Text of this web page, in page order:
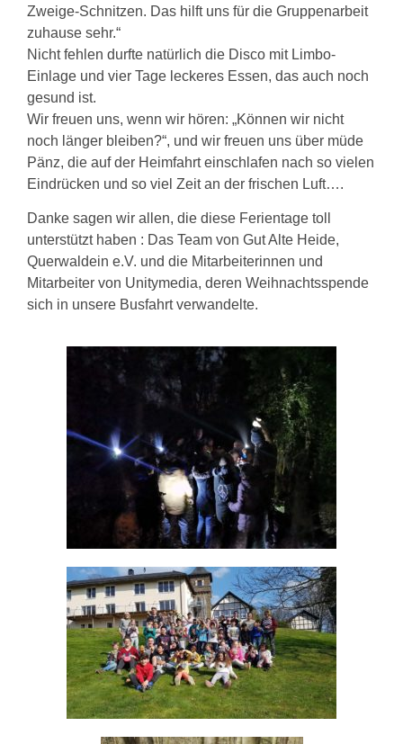
Zweige-Schnitzen. Das hilft uns für die Gruppenarbeit
zuhause sehr.“
Nicht fehlen durfte natürlich die Disco mit Limbo-
Einlage und vier Tage leckeres Essen, das auch noch
gesund ist.
Wir freuen uns, wenn wir hören: „Können wir nicht
noch länger bleiben?“, und wir freuen uns über müde
Pänz, die auf der Heimfahrt einschlafen nach so vielen
Eindrücken und so viel Zeit an der frischen Luft….
Danke sagen wir allen, die diese Ferientage toll
unterstützt haben : Das Team von Gut Alte Heide,
Querwaldein e.V. und die Mitarbeiterinnen und
Mitarbeiter von Unitymedia, deren Weihnachtsspende
sich in unsere Busfahrt verwandelte.